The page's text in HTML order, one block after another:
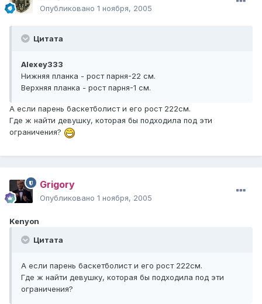
Опубликовано 1 ноября, 2005
Цитата
Alexey333
Нижняя планка - рост парня-22 см.
Верхняя планка - рост парня-1 см.
А если парень баскетболист и его рост 222см.
Где ж найти девушку, которая бы подходила под эти
ограничения?
Grigory
Опубликовано 1 ноября, 2005
Kenyon
Цитата
А если парень баскетболист и его рост 222см.
Где ж найти девушку, которая бы подходила под эти
ограничения?